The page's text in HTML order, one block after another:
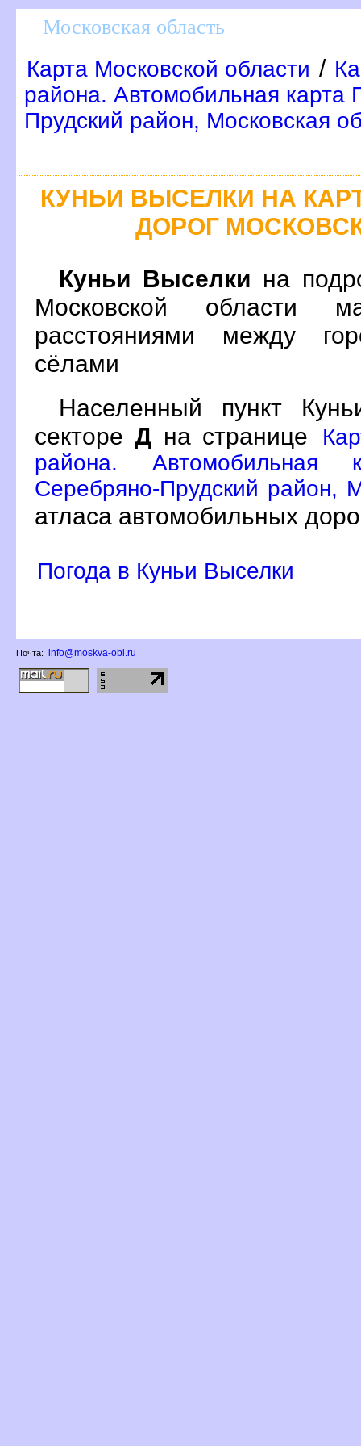
Московская область
Карта Московской области /
района. Автомобильная карта
Прудский район, Московская
КУНЬИ ВЫСЕЛКИ НА
ДОРОГ
Куньи Выселки на
Московской области
расстояниями между
сёлами
Населенный пункт
сектореД на странице
района. Автомобильная
Серебряно-Прудский район,
атласа автомобильных
Погода в Куньи Выселки
Почта: info@moskva-obl.ru